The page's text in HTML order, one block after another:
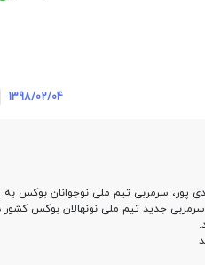
1398/02/04
پور، سرمربی تیم ملی نوجوانان بوکس
جدید تیم ملی نونهالان بوکس کشور